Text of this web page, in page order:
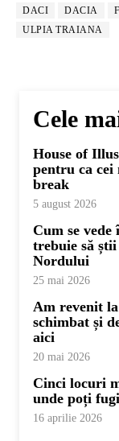
DACI DACIA
ULPIA TRAIANA
Cele
House of
pentru ca cei
break
5 august 2026
Cum se
trebuie să
Nordului
25 mai 2026
Am revenit
schimbat și
aici
20 mai 2026
Cinci locuri
unde poți
16 aprilie 2026